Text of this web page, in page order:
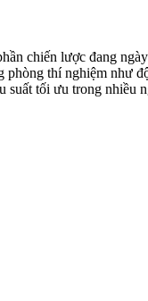
chiến lược đang
thí nghiệm như
tối ưu trong nhiều